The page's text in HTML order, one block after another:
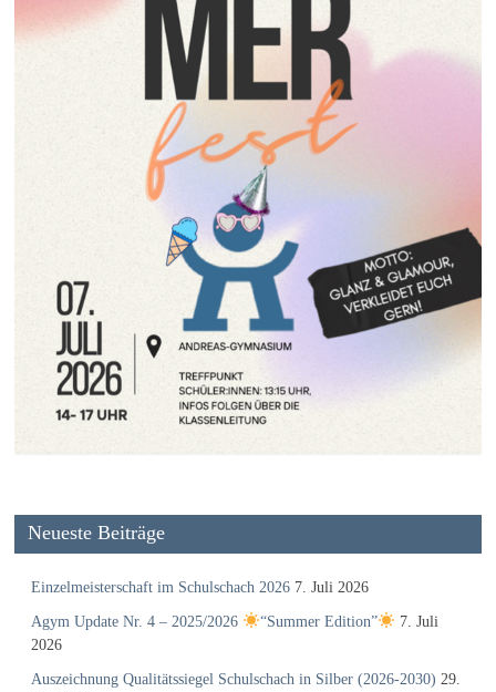
Neueste Beiträge
Einzelmeisterschaft im Schulschach 2026 7. Juli 2026
Agym Update Nr. 4 – 2025/2026 “Summer Edition”
7. Juli
2026
Auszeichnung Qualitätssiegel Schulschach in Silber (2026-2030) 29.